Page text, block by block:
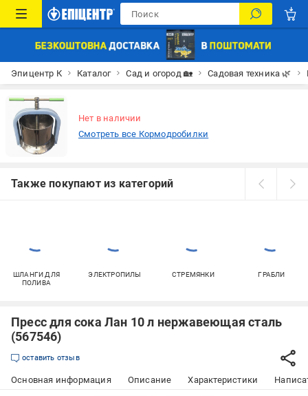
Эпицентр К Каталог Сад и огород 🏡 Садовая техника 🌿
Нет в наличии
Смотреть все Кормодробилки
Также покупают из категорий
ШЛАНГИ ДЛЯ
ПОЛИВА
ЭЛЕКТРОПИЛЫ СТРЕМЯНКИ ГРАБЛИ
Пресс для сока Лан 10 л нержавеющая сталь
(567546)
оставить отзыв
Основная информация Описание Характеристики